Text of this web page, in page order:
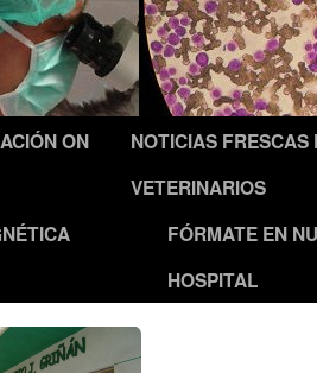
ON
NOTICIAS FRESCAS
VETERINARIOS
FÓRMATE EN
HOSPITAL